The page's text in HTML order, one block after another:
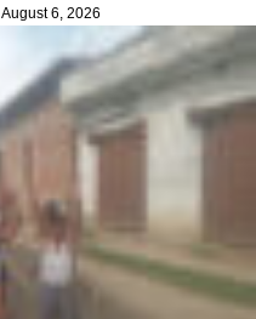
August 6, 2026